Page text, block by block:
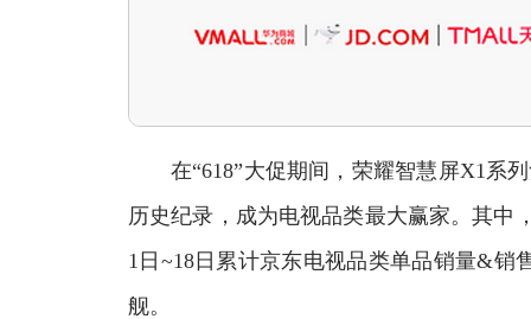
在“618”大促期间，荣耀智慧屏X1系列
历史纪录，成为电视品类最大赢家。其中
1日~18日累计京东电视品类单品销量&销
舰。